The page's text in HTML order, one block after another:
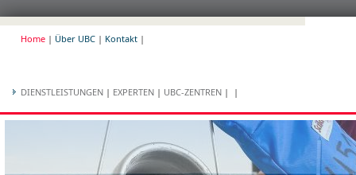
Home | Über UBC | Kontakt |
DIENSTLEISTUNGEN | EXPERTEN | UBC-ZENTREN | |